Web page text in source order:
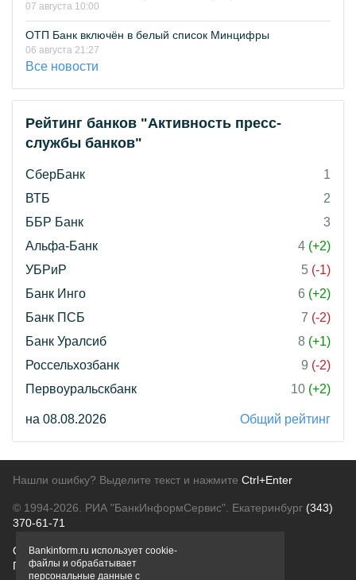
07 августа 10:00
ОТП Банк включён в белый список Минцифры
06 августа 21:27
Все новости
Рейтинг банков "Активность пресс-
службы банков"
СберБанк
1
ВТБ
2
ББР Банк
3
Альфа-Банк
4 (+2)
УБРиР
5 (-1)
Банк Инго
6 (+2)
Банк ПСБ
7 (-2)
Банк Уралсиб
8 (+1)
Россельхозбанк
9 (-2)
Первоуральскбанк
10 (+2)
на 08.08.2026 Общий рейтинг
Нашли ошибку? Выделите текст и нажмите Ctrl+Enter
© 1994-2026. РИА "БанкИнформСервис". Екатеринбург (343)
370-61-71
О проектеПолитика конфиденциальности
Правовая информацияДля рекламодателей
Bankinform.ru использует cookie-
файлы и обрабатывает
персональные данные с